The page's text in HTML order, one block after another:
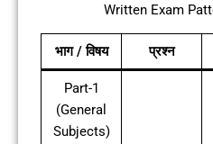
Written Exam
भाग / विषय प्रश्न
Part-1
(General
Subjects)